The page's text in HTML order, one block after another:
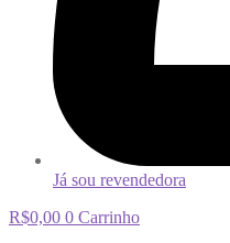
Já sou revendedora
R$0,00 0 Carrinho